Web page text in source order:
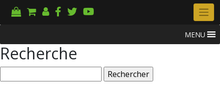
MENU
Recherche